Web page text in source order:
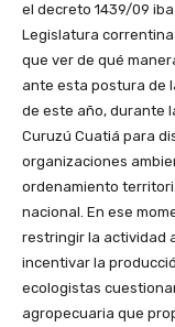
el decreto 1439/09
Legislatura
que ver de qué
ante esta postura de
de este año, durante
Curuzú Cuatiá para
organizaciones
ordenamiento
nacional. En ese
restringir la actividad
incentivar la
ecologistas
agropecuaria que